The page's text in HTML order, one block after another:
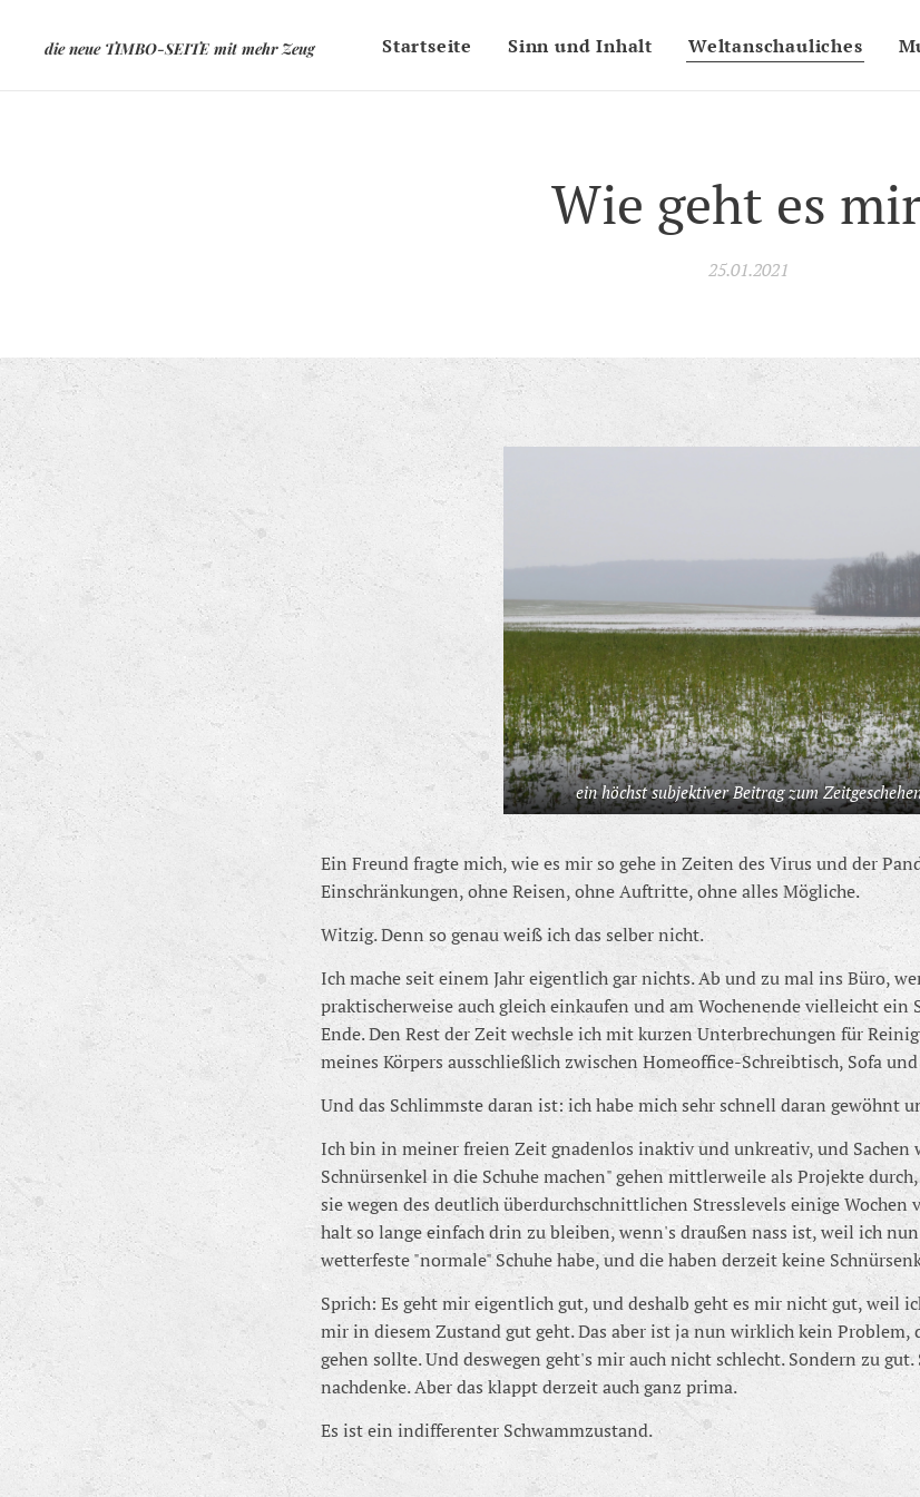
die neue TIMBO-SEITE mit mehr Zeug Startseite Sinn und Inhalt Weltanschauliches
Wie geht es
25.01.2021
ein höchst subjektiver Beitrag zum
Ein Freund fragte mich, wie es mir so gehe in Zeiten des Virus und der
Einschränkungen, ohne Reisen, ohne Auftritte, ohne alles Mögliche.
Witzig. Denn so genau weiß ich das selber nicht.
Ich mache seit einem Jahr eigentlich gar nichts. Ab und zu mal ins Büro,
praktischerweise auch gleich einkaufen und am Wochenende vielleicht ein
Ende. Den Rest der Zeit wechsle ich mit kurzen Unterbrechungen für
meines Körpers ausschließlich zwischen Homeoffice-Schreibtisch, Sofa
Und das Schlimmste daran ist: ich habe mich sehr schnell daran gewöhnt
Ich bin in meiner freien Zeit gnadenlos inaktiv und unkreativ, und Sachen
Schnürsenkel in die Schuhe machen" gehen mittlerweile als Projekte
sie wegen des deutlich überdurchschnittlichen Stresslevels einige Wochen
halt so lange einfach drin zu bleiben, wenn's draußen nass ist, weil ich
wetterfeste "normale" Schuhe habe, und die haben derzeit keine
Sprich: Es geht mir eigentlich gut, und deshalb geht es mir nicht gut, weil
mir in diesem Zustand gut geht. Das aber ist ja nun wirklich kein Problem,
gehen sollte. Und deswegen geht's mir auch nicht schlecht. Sondern zu
nachdenke. Aber das klappt derzeit auch ganz prima.
Es ist ein indifferenter Schwammzustand.